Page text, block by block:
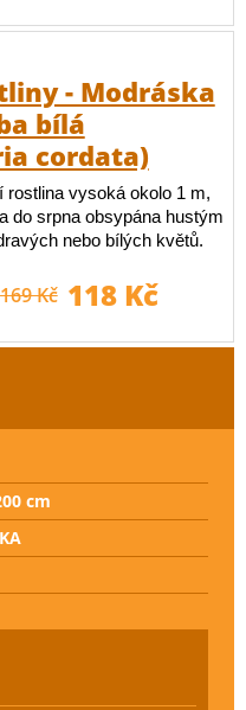
- Modráska
bílá
cordata)
rostlina vysoká okolo 1 m,
do srpna obsypána hustým
nebo bílých květů.
169 Kč 118 Kč
cm